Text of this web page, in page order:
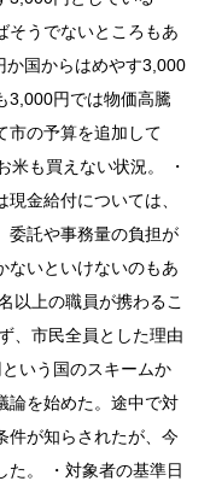
そうでないところもあ
か国からはめやす3,000
3,000円では物価高騰
市の予算を追加して
米も買えない状況。 ・
金給付については、
委託や事務量の負担が
ないといけないのもあ
以上の職員が携わるこ
、市民全員とした理由
いう国のスキームか
論を始めた。途中で対
件が知らされたが、今
た。 ・対象者の基準日